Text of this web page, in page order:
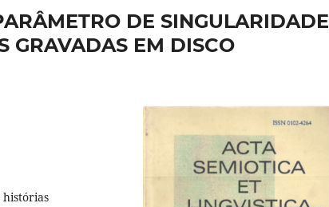
DE SINGULARIDADE
GRAVADAS EM DISCO
histórias